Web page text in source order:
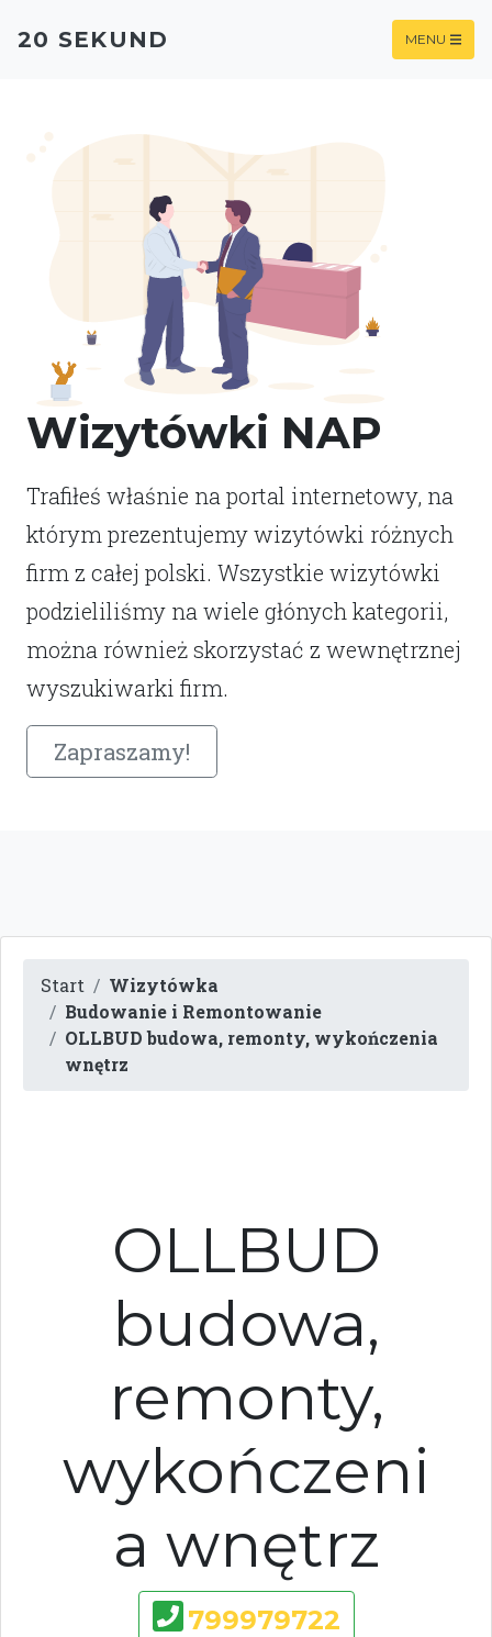
Wizytówki NAP
Trafiłeś właśnie na portal internetowy, na
którym prezentujemy wizytówki różnych
firm z całej polski. Wszystkie wizytówki
podzieliliśmy na wiele głónych kategorii,
można również skorzystać z wewnętrznej
wyszukiwarki firm.
Zapraszamy!
20 SEKUND MENU
Start
Wizytówka
Budowanie i Remontowanie
OLLBUD budowa, remonty, wykończenia
wnętrz
OLLBUD
budowa,
remonty,
wykończeni
a wnętrz
799979722